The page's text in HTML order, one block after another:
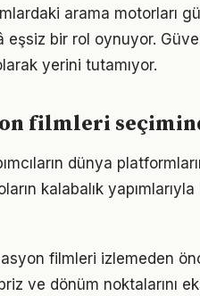
arama motorları
eşsiz bir rol oynuyor.
yerini tutamıyor.
filmleri
dünya
kalabalık
filmleri izlemeden
ve dönüm noktalarını